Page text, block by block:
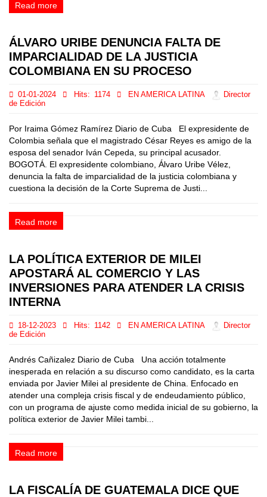
Read more
ÁLVARO URIBE DENUNCIA FALTA DE
IMPARCIALIDAD DE LA JUSTICIA
COLOMBIANA EN SU PROCESO
01-01-2024 Hits: 1174 EN AMERICA LATINA
Director
de Edición
Por Iraima Gómez Ramírez Diario de Cuba El expresidente de
Colombia señala que el magistrado César Reyes es amigo de la
esposa del senador Iván Cepeda, su principal acusador.
BOGOTÁ. El expresidente colombiano, Álvaro Uribe Vélez,
denuncia la falta de imparcialidad de la justicia colombiana y
cuestiona la decisión de la Corte Suprema de Justi...
Read more
LA POLÍTICA EXTERIOR DE MILEI
APOSTARÁ AL COMERCIO Y LAS
INVERSIONES PARA ATENDER LA CRISIS
INTERNA
18-12-2023 Hits: 1142 EN AMERICA LATINA
Director
de Edición
Andrés Cañizalez Diario de Cuba Una acción totalmente
inesperada en relación a su discurso como candidato, es la carta
enviada por Javier Milei al presidente de China. Enfocado en
atender una compleja crisis fiscal y de endeudamiento público,
con un programa de ajuste como medida inicial de su gobierno, la
política exterior de Javier Milei tambi...
Read more
LA FISCALÍA DE GUATEMALA DICE QUE